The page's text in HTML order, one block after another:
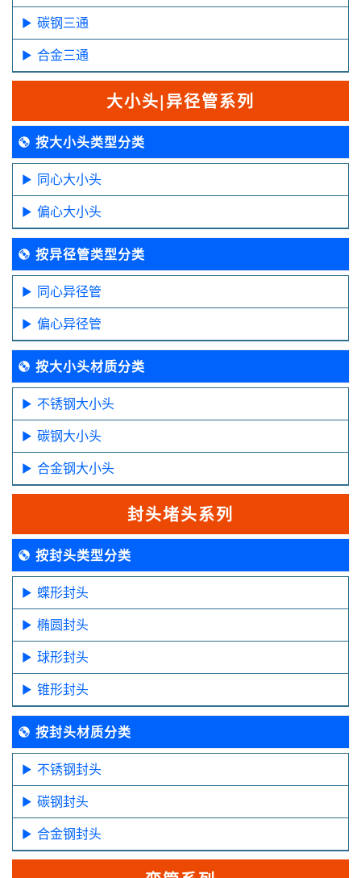
碳钢三通
合金三通
大小头|异径管系列
按大小头类型分类
同心大小头
偏心大小头
按异径管类型分类
同心异径管
偏心异径管
按大小头材质分类
不锈钢大小头
碳钢大小头
合金钢大小头
封头堵头系列
按封头类型分类
蝶形封头
椭圆封头
球形封头
锥形封头
按封头材质分类
不锈钢封头
碳钢封头
合金钢封头